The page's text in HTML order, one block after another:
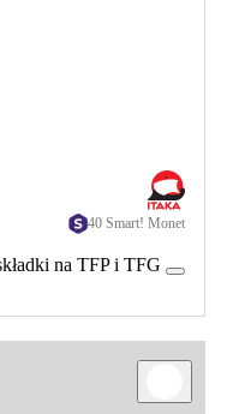
40 Smart! Monet
na TFP i TFG